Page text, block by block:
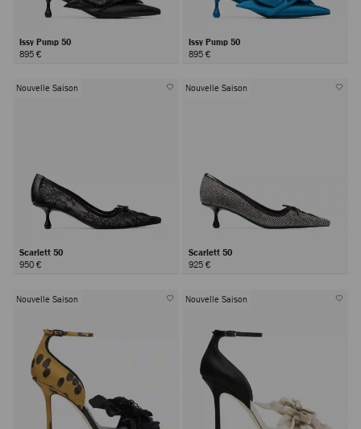
Issy Pump 50
895 €
Issy Pump 50
895 €
Nouvelle Saison
Scarlett 50
950 €
Nouvelle Saison
Scarlett 50
925 €
Nouvelle Saison Nouvelle Saison